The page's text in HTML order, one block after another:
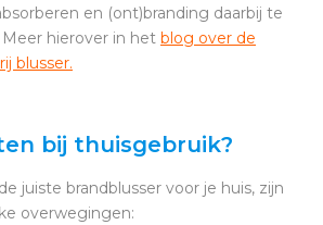
en (ont)branding daarbij te
hierover in het blog over de
blusser.
bij thuisgebruik?
juiste brandblusser voor je huis, zijn
overwegingen: